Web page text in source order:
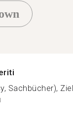
Sachbücher),